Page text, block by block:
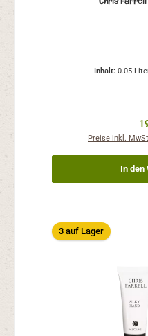
Inhalt: 0.05
Preise inkl.
In den
3 auf Lager